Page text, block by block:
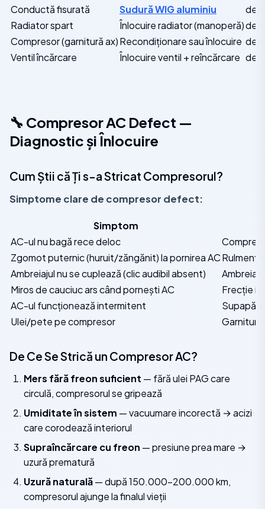
Conductă fisurată
Sudură WIG aluminiu
de
Radiator spart
Înlocuire radiator (manoperă)de
Compresor (garnitură ax)Recondiționare sau înlocuire de
Ventil încărcare
Înlocuire ventil + reîncărcare de
🔧 Compresor AC Defect —
Diagnostic și Înlocuire
Cum Știi că Ți s-a Stricat Compresorul?
Simptome clare de compresor defect:
Simptom
AC-ul nu bagă rece deloc
Zgomot puternic (huruit/zăngănit) la pornirea ACRulmenți
Ambreiajul nu se cuplează (clic audibil absent)
Ambreiaj
Miros de cauciuc ars când pornești AC
Frecție
AC-ul funcționează intermitent
Supapă
Ulei/pete pe compresor
Garnitură
De Ce Se Strică un Compresor AC?
Mers fără freon suficient — fără ulei PAG care
circulă, compresorul se gripează
Umiditate în sistem — vacuumare incorectă → acizi
care corodează interiorul
Supraîncărcare cu freon — presiune prea mare →
uzură prematură
Uzură naturală— după 150.000–200.000 km,
compresorul ajunge la finalul vieții